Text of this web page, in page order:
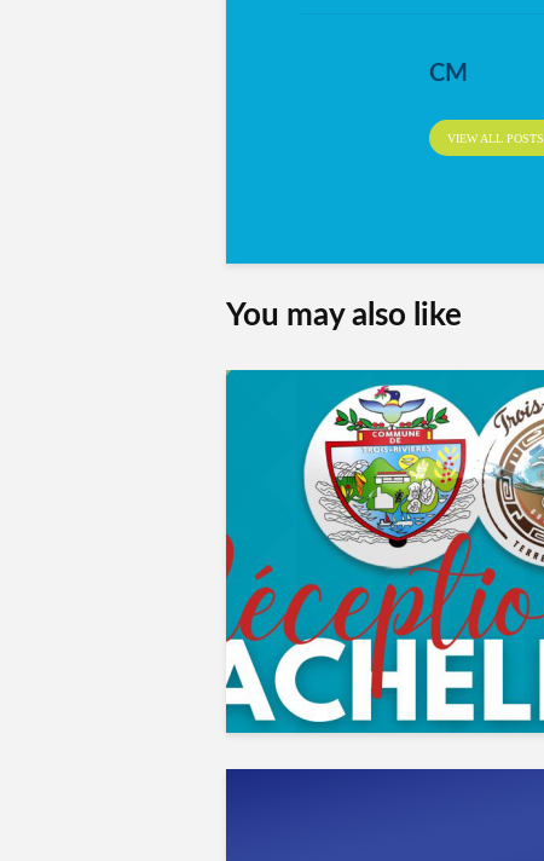
CM
VIEW ALL POSTS
You may also like